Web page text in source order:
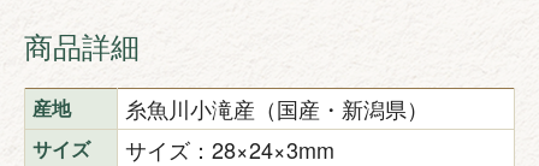
商品詳細
産地 糸魚川小滝産（国産・新潟県）
サイズ サイズ：28×24×3mm